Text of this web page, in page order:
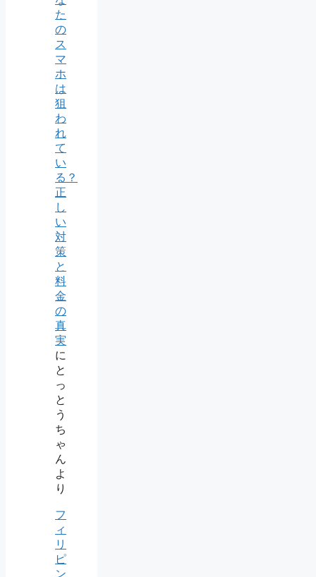
た
の
ス
マ
ホ
は
狙
わ
れ
て
い
る？
正
し
い
対
策
と
料
金
の
真
実
に
と
っ
と
う
ち
ゃ
ん
よ
り
フ
ィ
リ
ピ
ン